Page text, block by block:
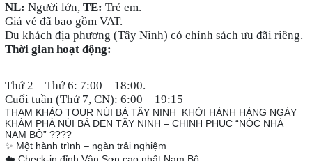
NL: Người lớn, TE: Trẻ em.
Giá vé đã bao gồm VAT.
Du khách địa phương (Tây Ninh) có chính sách ưu đãi riêng.
Thời gian hoạt động:
Thứ 2 – Thứ 6: 7:00 – 18:00.
Cuối tuần (Thứ 7, CN): 6:00 – 19:15
THAM KHẢO TOUR NÚI BÀ TÂY NINH KHỞI HÀNH HÀNG NGÀY
KHÁM PHÁ NÚI BÀ ĐEN TÂY NINH – CHINH PHỤC “NÓC NHÀ
NAM BỘ” ????
✨ Một hành trình – ngàn trải nghiệm